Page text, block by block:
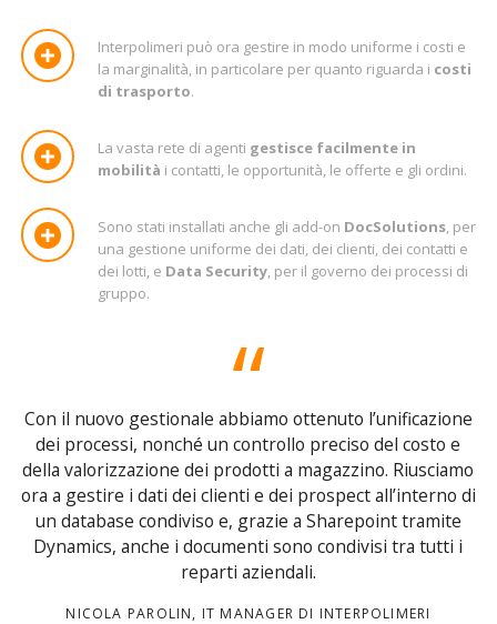
Interpolimeri può ora gestire in modo uniforme i costi e
la marginalità, in particolare per quanto riguarda i costi
di trasporto.
La vasta rete di agenti gestisce facilmente in
mobilità i contatti, le opportunità, le offerte e gli ordini.
Sono stati installati anche gli add-on DocSolutions, per
una gestione uniforme dei dati, dei clienti, dei contatti e
dei lotti, e Data Security, per il governo dei processi di
gruppo.
Con il nuovo gestionale abbiamo ottenuto l’unificazione
dei processi, nonché un controllo preciso del costo e
della valorizzazione dei prodotti a magazzino. Riusciamo
ora a gestire i dati dei clienti e dei prospect all’interno di
un database condiviso e, grazie a Sharepoint tramite
Dynamics, anche i documenti sono condivisi tra tutti i
reparti aziendali.
NICOLA PAROLIN, IT MANAGER DI INTERPOLIMERI